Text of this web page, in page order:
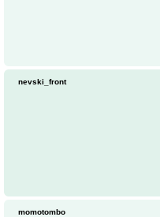
nevski_front
momotombo